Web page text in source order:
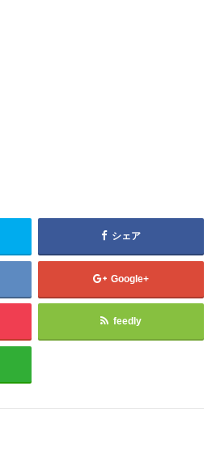
シェア
Google+
feedly